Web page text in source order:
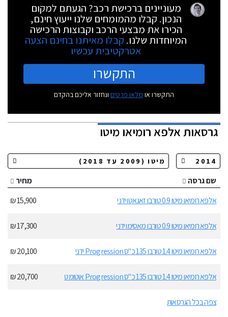
מעוניינים ברכישת רכב? הגעתם למקום
הנכון. קבלו מהמומחים שלנו ייעוץ חינם,
הכירו את מבצעי הרכב וקבוצות הרכישה
המיוחדות שלנו. קבלו מאיתנו בחינם הצעה
אטרקטיבית עכשיו
התקשרו
התקשרו או מלאו פרטים ונחזור אליכם בהקדם
גרסאותאלפא רומיאו מיטו
שם גרסה
מחיר
אלפא רומיאו מיטו 0.9 טורבו זאגאטו ידני
15,900 ₪
אלפא רומיאו מיטו 0.9 טורבו מאסימו ידני 17,300 ₪
אלפא רומיאו מיטו 1.4 טורבו 135 כ"ס Progression ידני 20,100 ₪
אלפא רומיאו מיטו 1.4 טורבו 135 כ"ס Progression אוטומט 20,700 ₪
צפה בכל הגרסאות